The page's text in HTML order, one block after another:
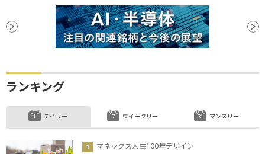
ランキング
デイリー
マネックス人生100年デザイン
ウイークリー マンスリー